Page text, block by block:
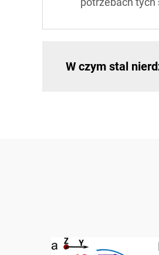
W czym stal